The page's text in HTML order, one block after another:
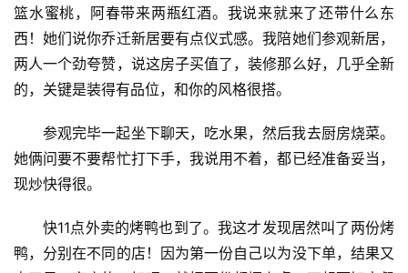
篮水蜜桃，阿春带来两瓶红酒。我说来就来了还带什么东
西！她们说你乔迁新居要有点仪式感。我陪她们参观新居，
两人一个劲夸赞，说这房子买值了，装修那么好，几乎全新
的，关键是装得有品位，和你的风格很搭。
参观完毕一起坐下聊天，吃水果，然后我去厨房烧菜。
她俩问要不要帮忙打下手，我说用不着，都已经准备妥当，
现炒快得很。
快11点外卖的烤鸭也到了。我这才发现居然叫了两份烤
鸭，分别在不同的店！因为第一份自己以为没下单，结果又